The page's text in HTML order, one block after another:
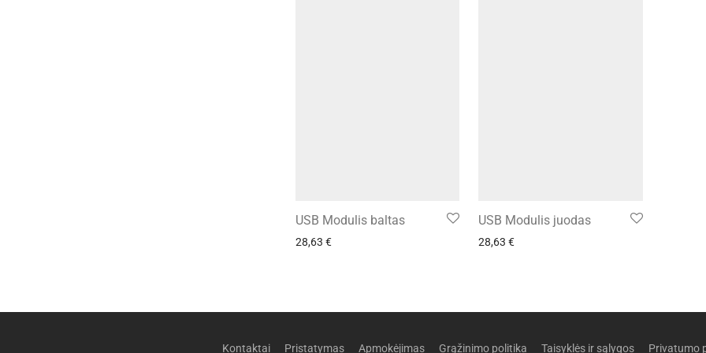
USB Modulis baltas
28,63 €
USB Modulis juodas
28,63€
Kontaktai Pristatymas Apmokėjimas Grąžinimo politika Taisyklės ir sąlygos Privatumo